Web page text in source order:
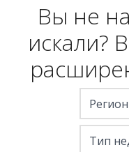
Вы не
искали?
Регион
Тип